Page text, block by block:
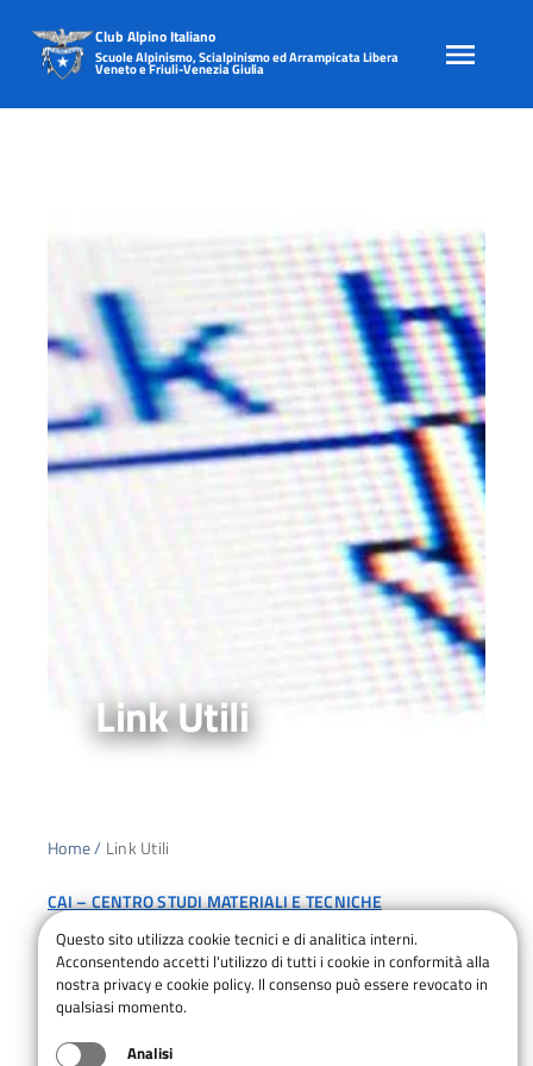
Club Alpino Italiano
Scuole Alpinismo, Scialpinismo ed Arrampicata Libera
Veneto e Friuli-Venezia Giulia
Link Utili
Home/ Link Utili
CAI – CENTRO STUDI MATERIALI E TECNICHE
AINEVA–Associazione Interregionale di coordinamento e
documentazione
per i problemi inerenti alla neve e alle valanghe
Questo sito utilizza cookie tecnici e di analitica interni.
Acconsentendo accetti l'utilizzo di tutti i cookie in conformità alla
nostra privacy e cookie policy. Il consenso può essere revocato in
qualsiasi momento.
Analisi